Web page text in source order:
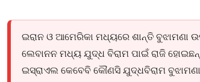
ଇରାନ ଓ ଆମେରିକା ମଧ୍ୟରେ ଶାନ୍ତି ବୁଝାମଣା
ଲେବାନନ ମଧ୍ୟ ଯୁଦ୍ଧ ବିରାମ ପାଇଁ ରାଜି
ଇସ୍ରାଏଲ କେବେବି କୌଣସି ଯୁଦ୍ଧବିରାମ